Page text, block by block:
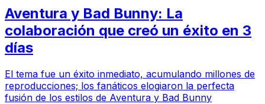
Aventura y Bad Bunny: La
colaboración que creó un éxito en 3
días
El tema fue un éxito inmediato, acumulando millones de
reproducciones; los fanáticos elogiaron la perfecta
fusión de los estilos de Aventura y Bad Bunny